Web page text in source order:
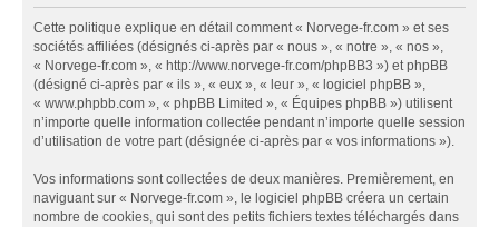
Cette politique explique en détail comment « Norvege-fr.com » et ses
sociétés affiliées (désignés ci-après par « nous », « notre », « nos »,
« Norvege-fr.com », « http://www.norvege-fr.com/phpBB3 ») et phpBB
(désigné ci-après par « ils », « eux », « leur », « logiciel phpBB »,
« www.phpbb.com », « phpBB Limited », « Équipes phpBB ») utilisent
n’importe quelle information collectée pendant n’importe quelle session
d’utilisation de votre part (désignée ci-après par « vos informations »).
Vos informations sont collectées de deux manières. Premièrement, en
naviguant sur « Norvege-fr.com », le logiciel phpBB créera un certain
nombre de cookies, qui sont des petits fichiers textes téléchargés dans